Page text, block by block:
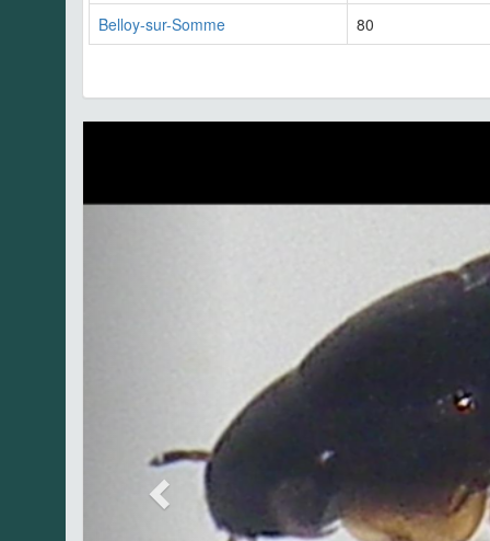
Belloy-sur-Somme
80